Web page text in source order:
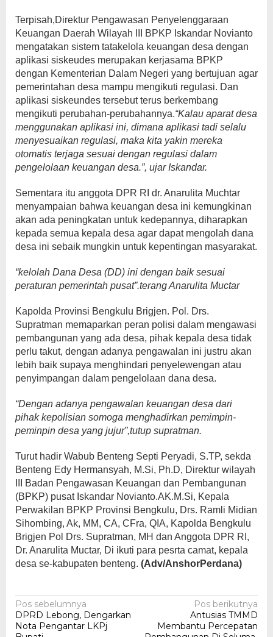
Terpisah,Direktur Pengawasan Penyelenggaraan
Keuangan Daerah Wilayah III BPKP Iskandar Novianto
mengatakan sistem tatakelola keuangan desa dengan
aplikasi siskeudes merupakan kerjasama BPKP
dengan Kementerian Dalam Negeri yang bertujuan agar
pemerintahan desa mampu mengikuti regulasi. Dan
aplikasi siskeundes tersebut terus berkembang
mengikuti perubahan-perubahannya.“Kalau aparat desa
menggunakan aplikasi ini, dimana aplikasi tadi selalu
menyesuaikan regulasi, maka kita yakin mereka
otomatis terjaga sesuai dengan regulasi dalam
pengelolaan keuangan desa.”, ujar Iskandar.
Sementara itu anggota DPR RI dr. Anarulita Muchtar
menyampaian bahwa keuangan desa ini kemungkinan
akan ada peningkatan untuk kedepannya, diharapkan
kepada semua kepala desa agar dapat mengolah dana
desa ini sebaik mungkin untuk kepentingan masyarakat.
“kelolah Dana Desa (DD) ini dengan baik sesuai
peraturan pemerintah pusat”.terang Anarulita Muctar
Kapolda Provinsi Bengkulu Brigjen. Pol. Drs.
Supratman memaparkan peran polisi dalam mengawasi
pembangunan yang ada desa, pihak kepala desa tidak
perlu takut, dengan adanya pengawalan ini justru akan
lebih baik supaya menghindari penyelewengan atau
penyimpangan dalam pengelolaan dana desa.
“Dengan adanya pengawalan keuangan desa dari
pihak kepolisian somoga menghadirkan pemimpin-
peminpin desa yang jujur”,tutup supratman.
Turut hadir Wabub Benteng Septi Peryadi, S.TP, sekda
Benteng Edy Hermansyah, M.Si, Ph.D, Direktur wilayah
III Badan Pengawasan Keuangan dan Pembangunan
(BPKP) pusat Iskandar Novianto.AK.M.Si, Kepala
Perwakilan BPKP Provinsi Bengkulu, Drs. Ramli Midian
Sihombing, Ak, MM, CA, CFra, QIA, Kapolda Bengkulu
Brigjen Pol Drs. Supratman, MH dan Anggota DPR RI,
Dr. Anarulita Muctar, Di ikuti para pesrta camat, kepala
desa se-kabupaten benteng. (Adv/AnshorPerdana)
Navigasi
pos
Pos sebelumnya
DPRD Lebong, Dengarkan
Nota Pengantar LKPj
Pos berikutnya
Antusias TMMD
Membantu Percepatan